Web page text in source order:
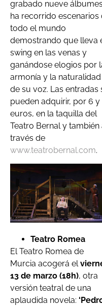
grabado nueve
ha recorrido escenarios
todo el mundo
demostrando que lleva
swing en las venas y
ganándose elogios por
armonía y la naturalidad
de su voz. Las entradas
pueden adquirir, por 6 y
euros, en la taquilla del
Teatro Bernal y también
través de
www.teatrobernal.com.
Teatro Romea
El Teatro Romea de
Murcia acogerá el
13 de marzo (18h), otra
versión teatral de una
aplaudida novela: